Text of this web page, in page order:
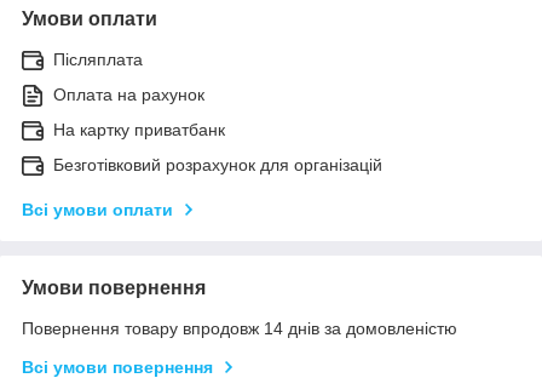
Умови оплати
Післяплата
Оплата на рахунок
На картку приватбанк
Безготівковий розрахунок для організацій
Всі умови оплати
Умови повернення
Повернення товару впродовж 14 днів за домовленістю
Всі умови повернення